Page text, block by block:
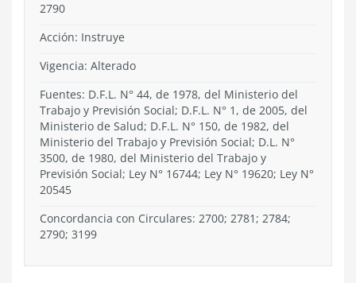
2790
Acción: Instruye
Vigencia: Alterado
Fuentes: D.F.L. N° 44, de 1978, del Ministerio del
Trabajo y Previsión Social; D.F.L. N° 1, de 2005, del
Ministerio de Salud; D.F.L. N° 150, de 1982, del
Ministerio del Trabajo y Previsión Social; D.L. N°
3500, de 1980, del Ministerio del Trabajo y
Previsión Social; Ley N° 16744; Ley N° 19620; Ley N°
20545
Concordancia con Circulares: 2700; 2781; 2784;
2790; 3199